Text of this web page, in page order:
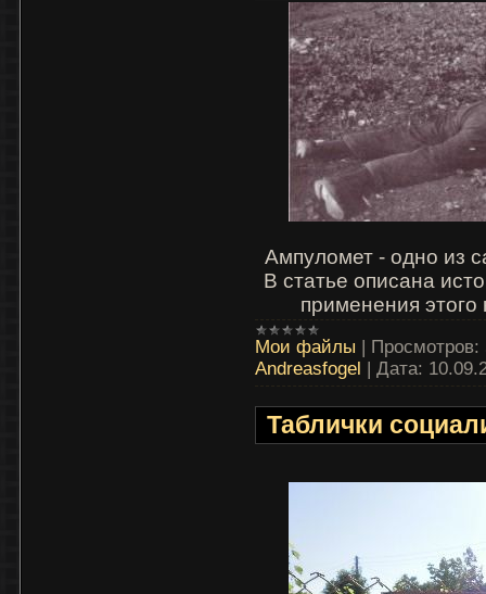
Ампуломет - одно из
В статье описана
применения этого
Мои файлы | Просмотров:
Andreasfogel | Дата:
Таблички